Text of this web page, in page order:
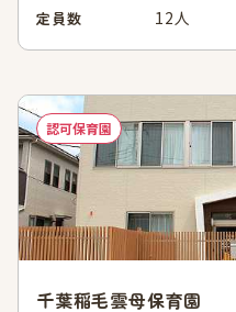
定員数 12人
認可保育園
千葉稲毛雲母保育園